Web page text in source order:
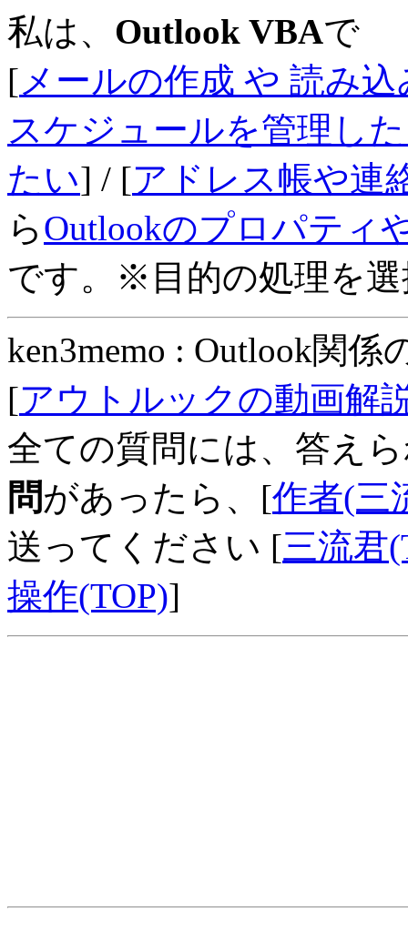
私は、 Outlook VBAで
[メールの作成 や 読み
スケジュールを管理し
たい] / [アドレス帳や連
らOutlookのプロパティ
です。※目的の処理を
ken3memo : Outlook関
[アウトルックの動画解
全ての質問には、答え
問があったら、[作者(三
送ってください [三流君
操作(TOP)]